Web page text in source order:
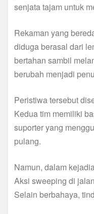
senjata tajam untuk
Rekaman yang
diduga berasal dari
bertahan sambil
berubah menjadi
Peristiwa tersebut
Kedua tim memiliki
suporter yang
pulang.
Namun, dalam
Aksi sweeping di
Selain berbahaya,